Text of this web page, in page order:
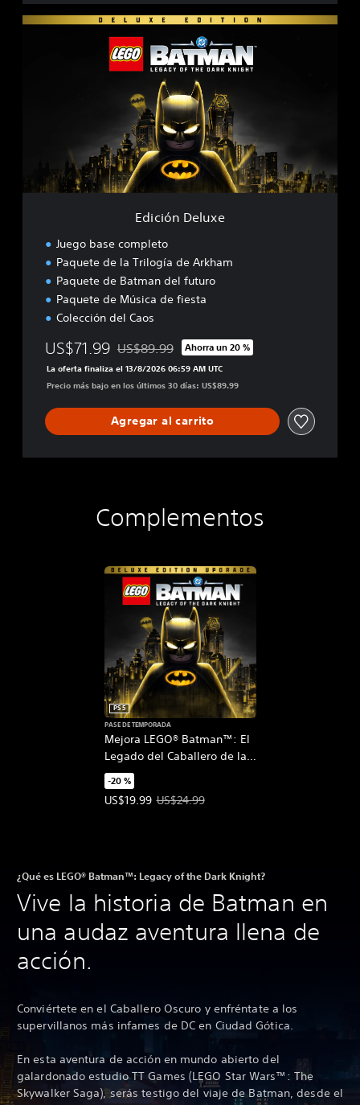
E
u
x
Edición Deluxe
Juego base completo
Paquete de la Trilogía de Arkham
Paquete de Batman del futuro
Paquete de Música de fiesta
Colección del Caos
US$71.99 Rebajado del precio original de US$89.99
US$89.99 Ahorra un 20 %
La oferta finaliza el 13/8/2026 06:59 AM UTC
Precio más bajo en los últimos 30 días: US$89.99
Agregar al carrito
Complementos
Mejora LEGO® Batman™: El
Legado del Caballero de la
Noche Edición Deluxe
PS5
PASE DE TEMPORADA
-20 %
US$19.99
Precio de la oferta: US$19.99. Precio original:
US$24.99
¿Qué es LEGO® Batman™: Legacy of the Dark Knight?
Vive la historia de Batman en
una audaz aventura llena de
acción.
Conviértete en el Caballero Oscuro y enfréntate a los
supervillanos más infames de DC en Ciudad Gótica.
En esta aventura de acción en mundo abierto del
galardonado estudio TT Games (LEGO Star Wars™: The
Skywalker Saga), serás testigo del viaje de Batman, desde el